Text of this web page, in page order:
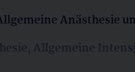
Anästhesie
Allgemeine